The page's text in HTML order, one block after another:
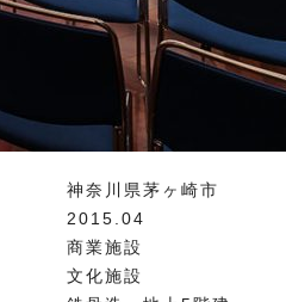
神奈川県茅ヶ崎市
2015.04
商業施設
文化施設